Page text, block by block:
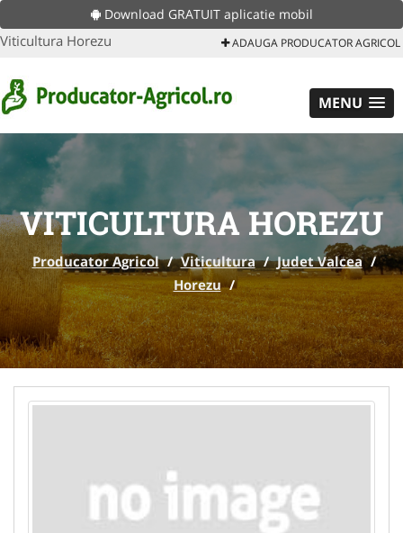
Download GRATUIT aplicatie mobil
Viticultura Horezu ADAUGA PRODUCATOR AGRICOL
MENU
VITICULTURA HOREZU
Producator Agricol / Viticultura / Judet Valcea /
Horezu /